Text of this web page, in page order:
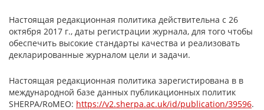
Настоящая редакционная политика действительна с 26
октября 2017 г., даты регистрации журнала, для того чтобы
обеспечить высокие стандарты качества и реализовать
декларированные журналом цели и задачи.
Настоящая редакционная политика зарегистирована в в
международной базе данных публикационных политик
SHERPA/RoMEO: https://v2.sherpa.ac.uk/id/publication/39596.